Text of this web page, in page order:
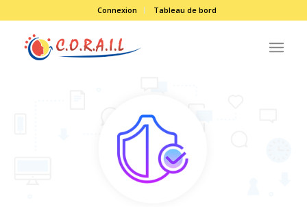
Connexion Tableau de bord